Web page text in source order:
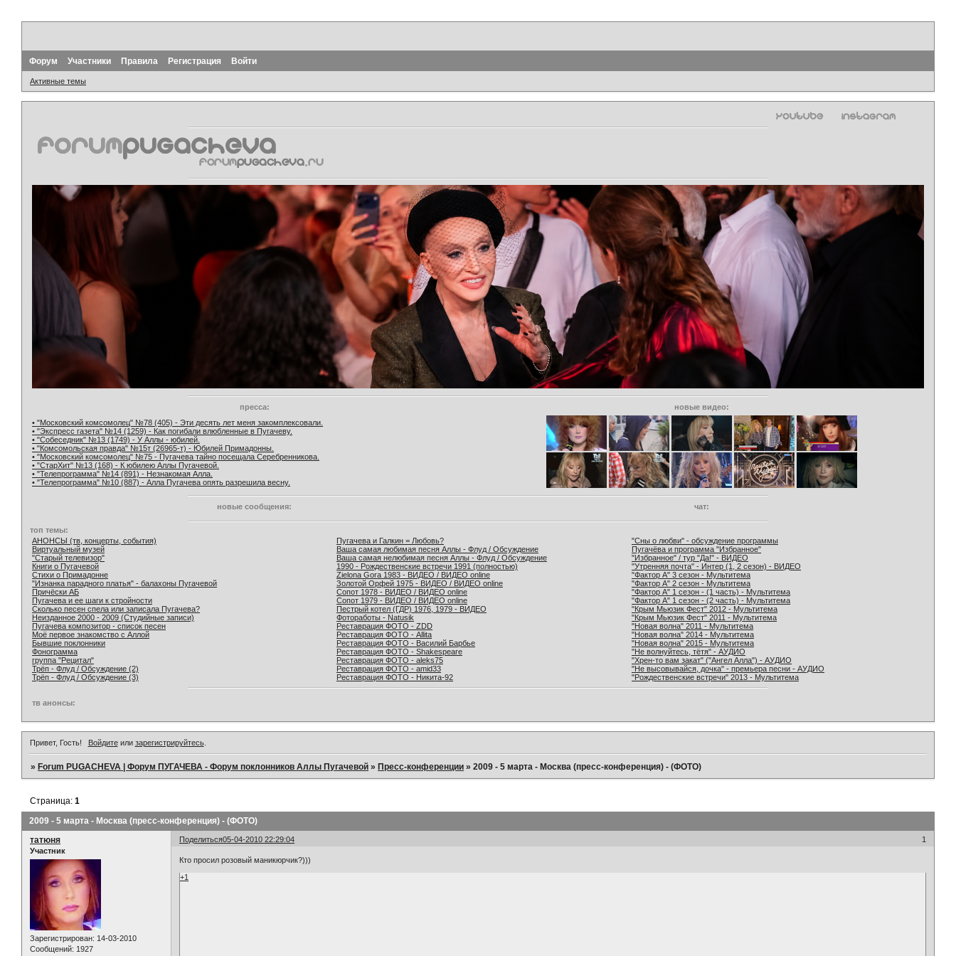
Форум Участники Правила Регистрация Войти
Активные темы
пресса:
новые видео:
• "Московский комсомолец" №78 (405) - Эти десять лет меня закомплексовали.
• "Экспресс газета" №14 (1259) - Как погибали влюбленные в Пугачеву.
• "Собеседник" №13 (1749) - У Аллы - юбилей.
• "Комсомольская правда" №15т (26965-т) - Юбилей Примадонны.
• "Московский комсомолец" №75 - Пугачева тайно посещала Серебренникова.
• "СтарХит" №13 (168) - К юбилею Аллы Пугачевой.
• "Телепрограмма" №14 (891) - Незнакомая Алла.
• "Телепрограмма" №10 (887) - Алла Пугачева опять разрешила весну.
новые сообщения: чат:
топ темы:
АНОНСЫ (тв, концерты, события)
Виртуальный музей
"Старый телевизор"
Книги о Пугачевой
Стихи о Примадонне
"Изнанка парадного платья" - балахоны Пугачевой
Причёски АБ
Пугачева и ее шаги к стройности
Сколько песен спела или записала Пугачева?
Неизданное 2000 - 2009 (Студийные записи)
Пугачева композитор - список песен
Моё первое знакомство с Аллой
Бывшие поклонники
Фонограмма
группа "Рецитал"
Трёп - Флуд / Обсуждение (2)
Трёп - Флуд / Обсуждение (3)
Пугачева и Галкин = Любовь?
Ваша самая любимая песня Аллы - Флуд / Обсуждение
Ваша самая нелюбимая песня Аллы - Флуд / Обсуждение
1990 - Рождественские встречи 1991 (полностью)
Zielona Gora 1983 - ВИДЕО / ВИДЕО online
Золотой Орфей 1975 - ВИДЕО / ВИДЕО online
Сопот 1978 - ВИДЕО / ВИДЕО online
Сопот 1979 - ВИДЕО / ВИДЕО online
Пестрый котел (ГДР) 1976, 1979 - ВИДЕО
Фотоработы - Natusik
Реставрация ФОТО - ZDD
Реставрация ФОТО - Allita
Реставрация ФОТО - Василий Барбье
Реставрация ФОТО - Shakespeare
Реставрация ФОТО - aleks75
Реставрация ФОТО - amid33
Реставрация ФОТО - Никита-92
"Сны о любви" - обсуждение программы
Пугачёва и программа "Избранное"
"Избранное" / тур "Да!" - ВИДЕО
"Утренняя почта" - Интер (1, 2 сезон) - ВИДЕО
"Фактор А" 3 сезон - Мультитема
"Фактор А" 2 сезон - Мультитема
"Фактор А" 1 сезон - (1 часть) - Мультитема
"Фактор А" 1 сезон - (2 часть) - Мультитема
"Крым Мьюзик Фест" 2012 - Мультитема
"Крым Мьюзик Фест" 2011 - Мультитема
"Новая волна" 2011 - Мультитема
"Новая волна" 2014 - Мультитема
"Новая волна" 2015 - Мультитема
"Не волнуйтесь, тётя" - АУДИО
"Хрен-то вам закат" ("Ангел Алла") - АУДИО
"Не высовывайся, дочка" - премьера песни - АУДИО
"Рождественские встречи" 2013 - Мультитема
тв анонсы:
Привет, Гость! Войдитеили зарегистрируйтесь.
»Forum PUGACHEVA | Форум ПУГАЧЕВА - Форум поклонников Аллы Пугачевой »Пресс-конференции »2009 - 5 марта - Москва (пресс-конференция) - (ФОТО)
2009 - 5 марта - Москва (пресс-конференция) - (ФОТО)
Страница:1
Поделиться 1
05-04-2010 22:29:04
татюня
Участник
Зарегистрирован: 14-03-2010
Сообщений: 1927
Кто просил розовый маникюрчик?)))
+1